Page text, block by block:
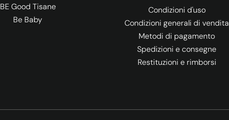
BE Good Tisane
Be Baby
Condizioni d'uso
Condizioni generali di vendita
Metodi di pagamento
Spedizioni e consegne
Restituzioni e rimborsi